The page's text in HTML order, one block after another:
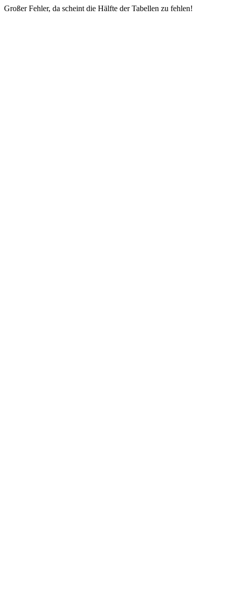
Großer Fehler, da scheint die Hälfte der Tabellen zu fehlen!